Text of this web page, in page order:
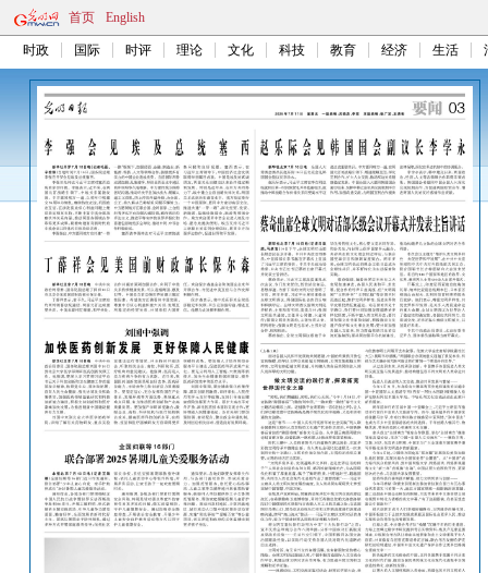
首页 English
时政 国际 时评 理论 文化 科技 教育 经济 生活